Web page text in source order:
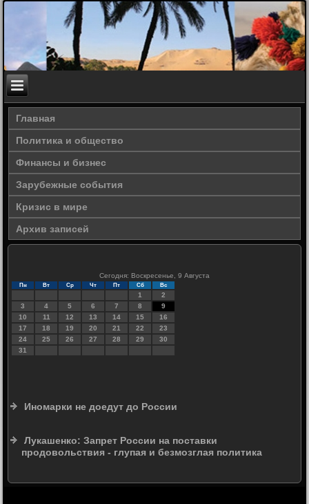
Главная
Политика и общество
Финансы и бизнес
Зарубежные события
Кризис в мире
Архив записей
Сегодня: Воскресенье, 9 Августа
Пн Вт Ср Чт Пт Сб Вс
1
2
3
4 5 6 7 8
9
10
11 12 13 14 15
16
17
18 19 20 21 22
23
24
25 26 27 28 29
30
31
Иномарки не доедут до России
Лукашенко: Запрет России на поставки
продовольствия - глупая и безмозглая политика